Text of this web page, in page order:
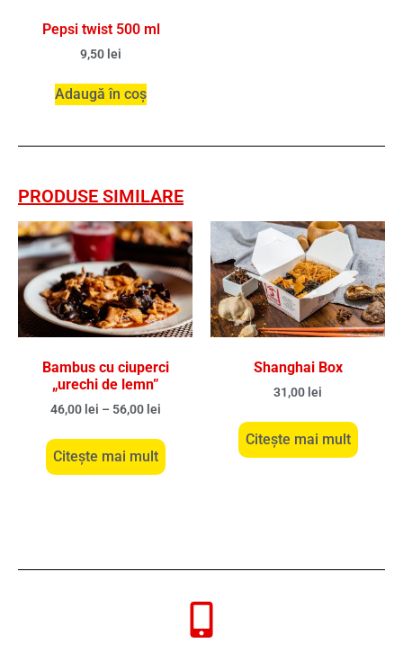
Pepsi twist 500 ml
9,50 lei
Adaugă în coș
PRODUSE SIMILARE
Bambus cu ciuperci
„urechi de lemn”
46,00 lei – 56,00 lei
Citește mai mult
Shanghai Box
31,00 lei
Citește mai mult